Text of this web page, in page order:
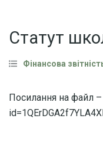
Статут
Фінансова
Посилання на файл